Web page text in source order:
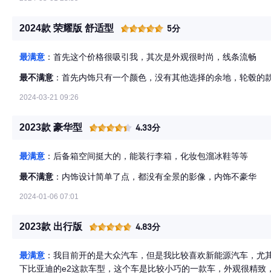
2024款 荣耀版 舒适型 5分
最满意 ：首先这个价格很吸引我，其次是外观很时尚，线条流畅
最不满意 ：首先内饰只有一个颜色，没有其他选择的余地，轮毂的
2024-03-21 09:26
2023款 豪华型 4.33分
最满意 ：后备箱空间挺大的，能装行李箱，化妆包溜冰鞋等等
最不满意 ：内饰设计简单了点，都没有全景的影像，内饰不豪华
2024-01-06 07:01
2023款 出行版 4.83分
最满意 ：我目前开的是大众汽车，但是我比较喜欢新能源汽车，
下比亚迪的e2这款车型，这个车是比较小巧的一款车，外观很精致